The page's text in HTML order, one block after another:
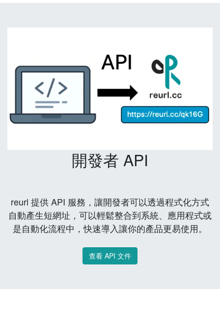
開發者 API
reurl 提供 API 服務，讓開發者可以透過程式化方式
自動產生短網址，可以輕鬆整合到系統、應用程式或
是自動化流程中，快速導入讓你的產品更易使用。
查看 API 文件